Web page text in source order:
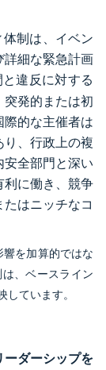
体制は、イベン
詳細な緊急計画
違反に対する
発的または初
的な主催者は
、行政上の複
全部門と深い
利に働き、競争
はニッチなコ
を加算的ではな
、ベースライン
ています。
ーダーシップを